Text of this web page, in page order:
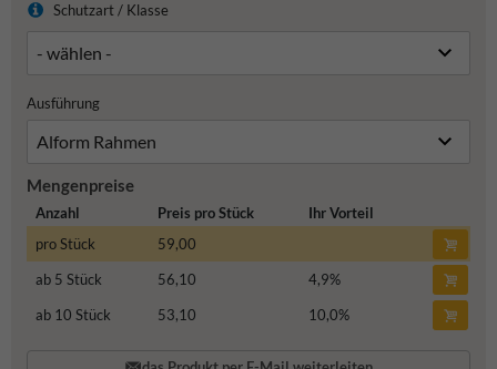
Schutzart / Klasse
Ausführung
Mengenpreise
Anzahl Preis pro Stück
Ihr Vorteil
pro Stück
59,00
ab 5 Stück
56,10 4,9%
ab 10 Stück
53,10 10,0%